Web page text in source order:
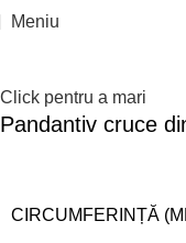
Meniu
Reducere 20%
Click pentru a mari
Pandantiv cruce
CIRCUMFERINȚĂ